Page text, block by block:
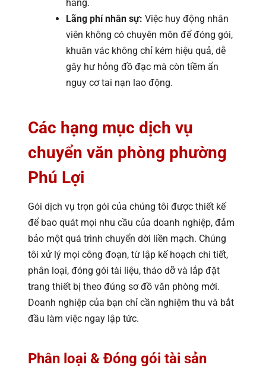
hàng.
Lãng phí nhân sự: Việc huy động nhân
viên không có chuyên môn để đóng gói,
khuân vác không chỉ kém hiệu quả, dễ
gây hư hỏng đồ đạc mà còn tiềm ẩn
nguy cơ tai nạn lao động.
Các hạng mục dịch vụ
chuyển văn phòng phường
Phú Lợi
Gói dịch vụ trọn gói của chúng tôi được thiết kế
để bao quát mọi nhu cầu của doanh nghiệp, đảm
bảo một quá trình chuyển dời liền mạch. Chúng
tôi xử lý mọi công đoạn, từ lập kế hoạch chi tiết,
phân loại, đóng gói tài liệu, tháo dỡ và lắp đặt
trang thiết bị theo đúng sơ đồ văn phòng mới.
Doanh nghiệp của bạn chỉ cần nghiệm thu và bắt
đầu làm việc ngay lập tức.
Phân loại & Đóng gói tài sản